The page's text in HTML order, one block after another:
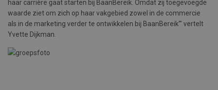
haar carrière gaat starten bij BaanBereik. Omdat zij toegevoegde
waarde ziet om zich op haar vakgebied zowel in de commercie
als in de marketing verder te ontwikkelen bij BaanBereik’" vertelt
Yvette Dijkman.